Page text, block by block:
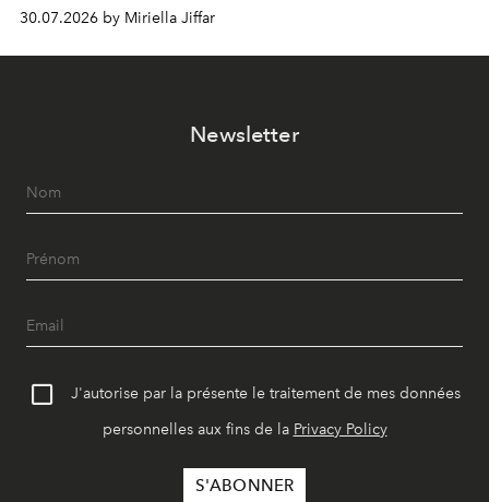
30.07.2026 by Miriella Jiffar
Newsletter
J'autorise par la présente le traitement de mes données
personnelles aux fins de la Privacy Policy